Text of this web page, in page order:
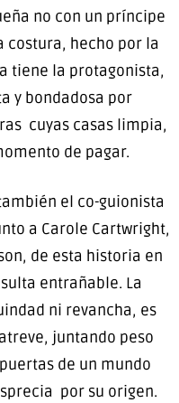
no con un príncipe
costura, hecho por la
tiene la protagonista,
y bondadosa por
cuyas casas limpia,
de pagar.
el co-guionista
a Carole Cartwright,
de esta historia en
entrañable. La
ni revancha, es
juntando peso
de un mundo
por su origen.